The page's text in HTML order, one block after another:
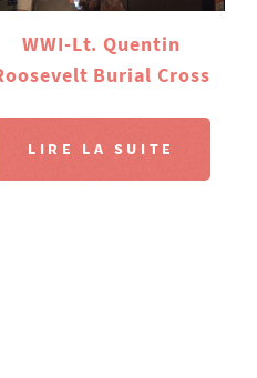
WWI-Lt. Quentin
Burial Cross
LIRE LA SUITE